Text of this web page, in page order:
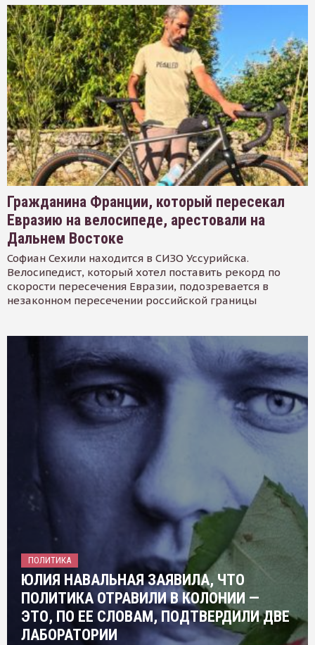
Гражданина Франции, который пересекал
Евразию на велосипеде, арестовали на
Дальнем Востоке
Софиан Сехили находится в СИЗО Уссурийска.
Велосипедист, который хотел поставить рекорд по
скорости пересечения Евразии, подозревается в
незаконном пересечении российской границы
ПОЛИТИКА
ЮЛИЯ НАВАЛЬНАЯ ЗАЯВИЛА, ЧТО
ПОЛИТИКА ОТРАВИЛИ В КОЛОНИИ —
ЭТО, ПО ЕЕ СЛОВАМ, ПОДТВЕРДИЛИ ДВЕ
ЛАБОРАТОРИИ